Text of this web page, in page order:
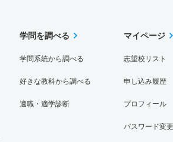
学問を調べる
学問系統から調べる
好きな教科から調べる
適職・適学診断
マイページ
志望校リスト
申し込み履歴
プロフィール
パスワード変更